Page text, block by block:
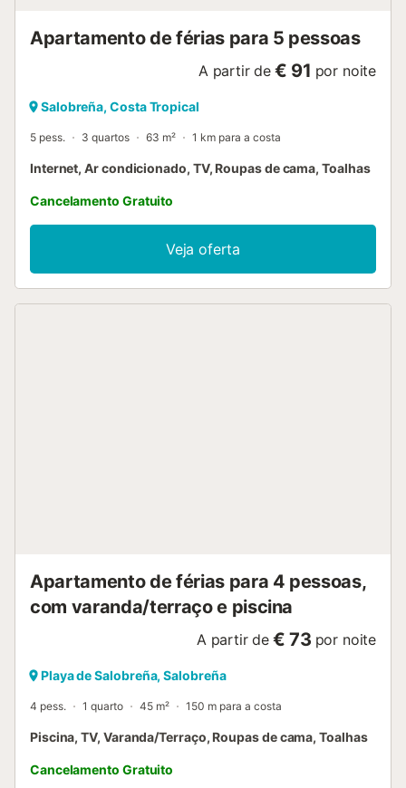
da...
Apartamento de férias para 5 pessoas
A partir de € 91 por noite
Salobreña, Costa Tropical
5 pess. 3 quartos 63 m² 1 km para a costa
Internet, Ar condicionado, TV, Roupas de cama, Toalhas
Cancelamento Gratuito
Veja oferta
Apartamento de férias para 4 pessoas,
com varanda/terraço e piscina
A partir de € 73 por noite
Playa de Salobreña, Salobreña
4 pess. 1 quarto 45 m² 150 m para a costa
Piscina, TV, Varanda/Terraço, Roupas de cama, Toalhas
Cancelamento Gratuito